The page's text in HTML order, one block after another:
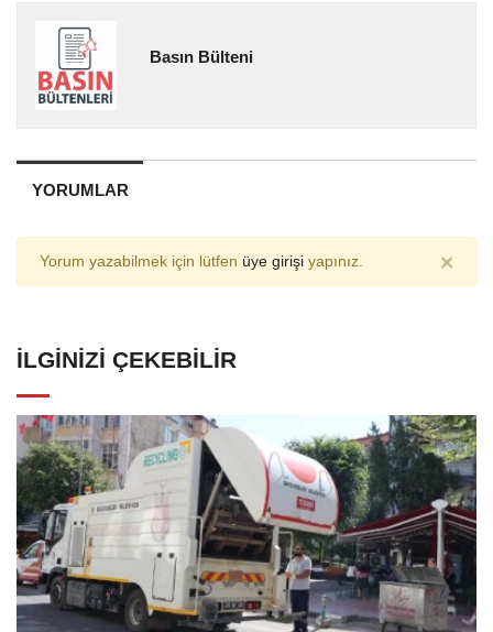
Basın Bülteni
YORUMLAR
Yorum yazabilmek için lütfen üye girişi yapınız. ×
İLGINIZI ÇEKEBILIR